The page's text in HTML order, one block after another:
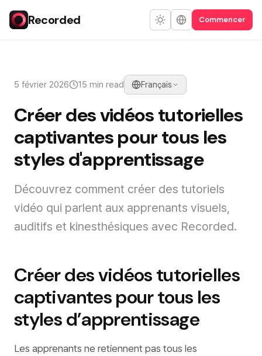
Recorded Commencer
5 février 2026 15 min read Français
Créer des vidéos tutorielles
captivantes pour tous les
styles d'apprentissage
Découvrez comment créer des tutoriels
vidéo qui parlent aux apprenants visuels,
auditifs et kinesthésiques avec Recorded.
Créer des vidéos tutorielles
captivantes pour tous les
styles d’apprentissage
Les apprenants ne retiennent pas tous les